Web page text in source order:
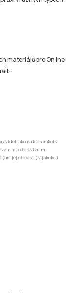
materiálů pro Online
jako na kterémkoliv
nebo televizním
(ani jejich částí) v jakékoli